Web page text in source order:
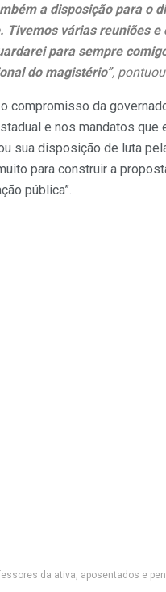
a disposição para o
Tivemos várias reuniões e
para sempre
do magistério”,
da
e nos mandatos que
sua disposição de luta
para construir a
pública”.
da ativa, aposentados e